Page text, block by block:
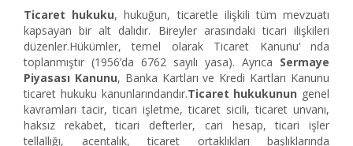
Ticaret hukuku, hukuğun, ticaretle ilişkili tüm mevzuatı
kapsayan bir alt dalıdır. Bireyler arasındaki ticari ilişkileri
düzenler.Hükümler, temel olarak Ticaret Kanunu‘ nda
toplanmıştır (1956’da 6762 sayılı yasa). Ayrıca Sermaye
Piyasası Kanunu, Banka Kartları ve Kredi Kartları Kanunu
ticaret hukuku kanunlarındandır.Ticaret hukukunun genel
kavramları tacir, ticari işletme, ticaret sicili, ticaret unvanı,
haksız rekabet, ticari defterler, cari hesap, ticari işler
tellallığı, acentalık, ticaret ortaklıkları başlıklarında